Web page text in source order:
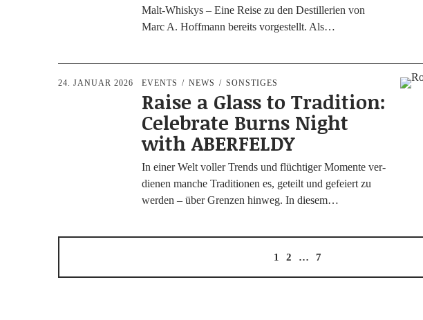
Malt-Whis­kys – Eine Rei­se zu den Destil­le­rien von
Marc A. Hoff­mann bereits vor­ge­stellt. Als…
24. JANUAR 2026 EVENTS NEWS SONSTIGES
Raise a Glass to Tradition:
Celebrate Burns Night
with ABERFELDY
In einer Welt vol­ler Trends und flüch­ti­ger Momen­te ver­
die­nen man­che Tra­di­tio­nen es, geteilt und gefei­ert zu
wer­den – über Gren­zen hin­weg. In diesem…
1 2 … 7